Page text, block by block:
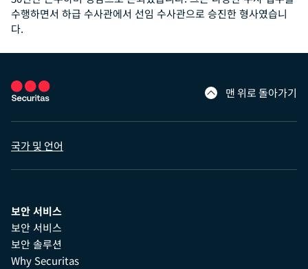
수행하면서 하급 수사관에서 선임 수사관으로 승진한 형사였습니
다.
맨 위로 돌아가기
국가 및 언어
보안 서비스
보안 서비스
보안 솔루션
Why Securitas